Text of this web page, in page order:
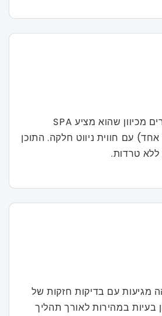
UX וביצועים משופרים מכיוון שהוא מציע SPA
עם חווית ניווט חלקה. התוכן
ללא טרדות.
מגיעות עם בדיקות חזקות של
בעיות במהירות לאורך תהליך